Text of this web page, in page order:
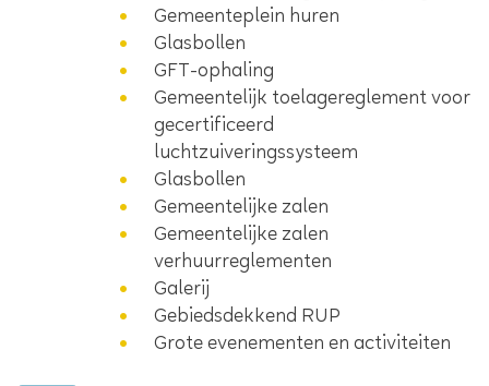
Gemeenteplein huren
Glasbollen
GFT-ophaling
Gemeentelijk toelagereglement voor
gecertificeerd
luchtzuiveringssysteem
Glasbollen
Gemeentelijke zalen
Gemeentelijke zalen
verhuurreglementen
Galerij
Gebiedsdekkend RUP
Grote evenementen en activiteiten